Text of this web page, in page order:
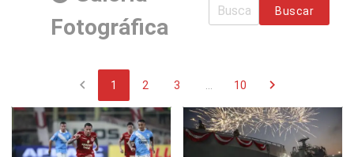
Fotográfica
Buscar
chevron_left 1 2 3 10 chevron_right